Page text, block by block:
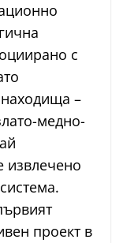
с
–
медно-
извлечено
проект в